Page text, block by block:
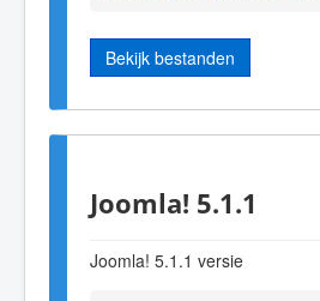
Bekijk bestanden
Joomla! 5.1.1
Joomla! 5.1.1 versie